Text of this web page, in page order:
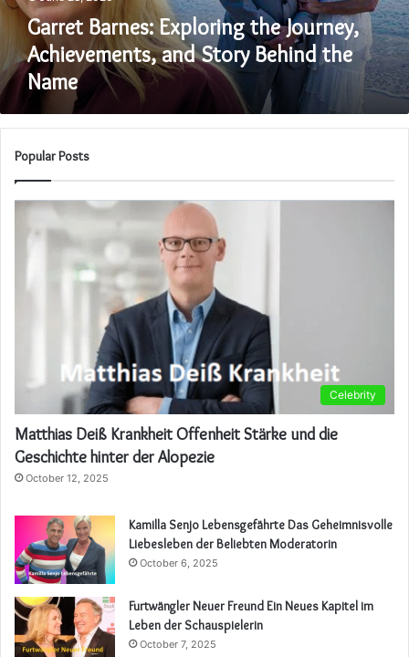
Garret Barnes: Exploring the Journey,
Achievements, and Story Behind the
Name
Popular Posts
Celebrity
Matthias Deiß Krankheit Offenheit Stärke und die
Geschichte hinter der Alopezie
October 12, 2025
Kamilla Senjo Lebensgefährte Das Geheimnisvolle
Liebesleben der Beliebten Moderatorin
October 6, 2025
Furtwängler Neuer Freund Ein Neues Kapitel im
Leben der Schauspielerin
October 7, 2025